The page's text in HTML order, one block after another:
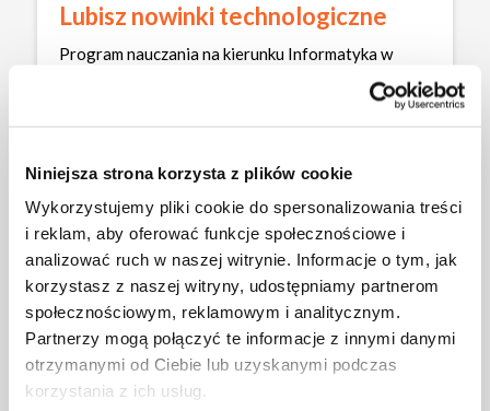
Niniejsza strona korzysta z plików cookie
Wykorzystujemy pliki cookie do spersonalizowania treści
i reklam, aby oferować funkcje społecznościowe i
analizować ruch w naszej witrynie. Informacje o tym, jak
korzystasz z naszej witryny, udostępniamy partnerom
społecznościowym, reklamowym i analitycznym.
Partnerzy mogą połączyć te informacje z innymi danymi
otrzymanymi od Ciebie lub uzyskanymi podczas
korzystania z ich usług.
Lubisz nowinki technologiczne
Program nauczania na kierunku Informatyka w
pełni uwzględnia aktualne trendy w IT, takie jak
sztuczna inteligencja czy blockchain. Dzięki temu, w
innowacyjnych produktów, jak systemy
zabezpieczeń w aplikacjach mobilnych, czy
platformy e-commerce.